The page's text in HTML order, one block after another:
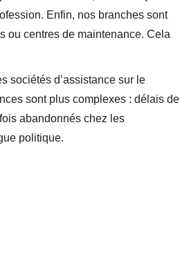
Enfin, nos branches sont
ou centres de maintenance. Cela
sociétés d’assistance sur le
sont plus complexes : délais de
abandonnés chez les
politique.